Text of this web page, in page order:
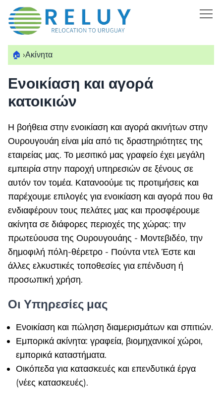
🏠 ›Ακίνητα
Ενοικίαση και αγορά
κατοικιών
Η βοήθεια στην ενοικίαση και αγορά ακινήτων στην
Ουρουγουάη είναι μία από τις δραστηριότητες της
εταιρείας μας. Το μεσιτικό μας γραφείο έχει μεγάλη
εμπειρία στην παροχή υπηρεσιών σε ξένους σε
αυτόν τον τομέα. Κατανοούμε τις προτιμήσεις και
παρέχουμε επιλογές για ενοικίαση και αγορά που θα
ενδιαφέρουν τους πελάτες μας και προσφέρουμε
ακίνητα σε διάφορες περιοχές της χώρας: την
πρωτεύουσα της Ουρουγουάης - Μοντεβιδέο, την
δημοφιλή πόλη-θέρετρο - Πούντα ντελ Έστε και
άλλες ελκυστικές τοποθεσίες για επένδυση ή
προσωπική χρήση.
Οι Υπηρεσίες μας
Ενοικίαση και πώληση διαμερισμάτων και σπιτιών.
Εμπορικά ακίνητα: γραφεία, βιομηχανικοί χώροι,
εμπορικά καταστήματα.
Οικόπεδα για κατασκευές και επενδυτικά έργα
(νέες κατασκευές).